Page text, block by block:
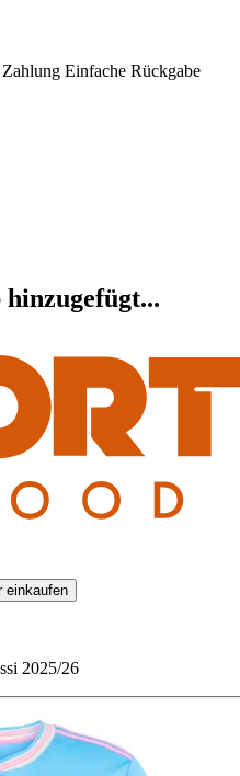
Zahlung Einfache Rückgabe
einkaufen
2025/26